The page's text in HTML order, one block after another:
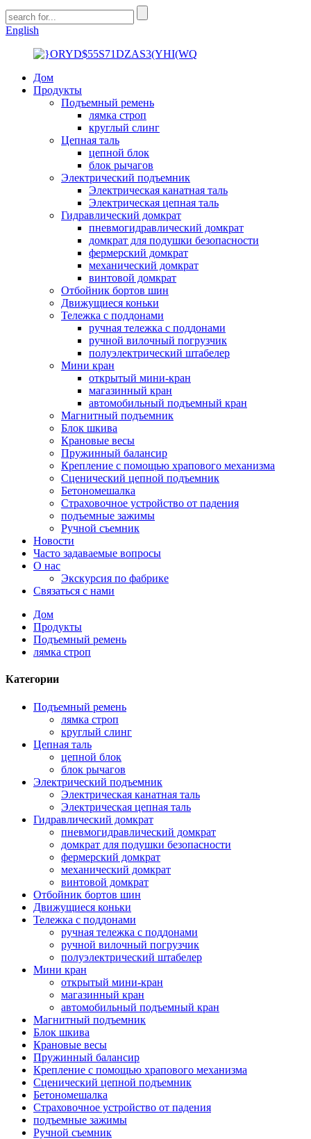
English
Дом
Продукты
Подъемный ремень
лямка строп
круглый слинг
Цепная таль
цепной блок
блок рычагов
Электрический подъемник
Электрическая канатная таль
Электрическая цепная таль
Гидравлический домкрат
пневмогидравлический домкрат
домкрат для подушки безопасности
фермерский домкрат
механический домкрат
винтовой домкрат
Отбойник бортов шин
Движущиеся коньки
Тележка с поддонами
ручная тележка с поддонами
ручной вилочный погрузчик
полуэлектрический штабелер
Мини кран
открытый мини-кран
магазинный кран
автомобильный подъемный кран
Магнитный подъемник
Блок шкива
Крановые весы
Пружинный балансир
Крепление с помощью храпового механизма
Сценический цепной подъемник
Бетономешалка
Страховочное устройство от падения
подъемные зажимы
Ручной съемник
Новости
Часто задаваемые вопросы
О нас
Экскурсия по фабрике
Связаться с нами
Дом
Продукты
Подъемный ремень
лямка строп
Категории
Подъемный ремень
лямка строп
круглый слинг
Цепная таль
цепной блок
блок рычагов
Электрический подъемник
Электрическая канатная таль
Электрическая цепная таль
Гидравлический домкрат
пневмогидравлический домкрат
домкрат для подушки безопасности
фермерский домкрат
механический домкрат
винтовой домкрат
Отбойник бортов шин
Движущиеся коньки
Тележка с поддонами
ручная тележка с поддонами
ручной вилочный погрузчик
полуэлектрический штабелер
Мини кран
открытый мини-кран
магазинный кран
автомобильный подъемный кран
Магнитный подъемник
Блок шкива
Крановые весы
Пружинный балансир
Крепление с помощью храпового механизма
Сценический цепной подъемник
Бетономешалка
Страховочное устройство от падения
подъемные зажимы
Ручной съемник